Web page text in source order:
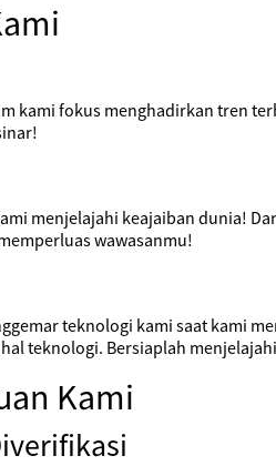
kami fokus menghadirkan tren
menjelajahi keajaiban dunia!
wawasanmu!
teknologi kami saat kami
teknologi. Bersiaplah
Kami